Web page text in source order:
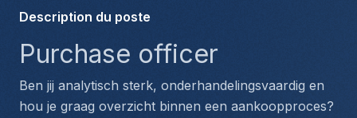
Description du poste
Purchase officer
Ben jij analytisch sterk, onderhandelingsvaardig en
hou je graag overzicht binnen een aankoopproces?